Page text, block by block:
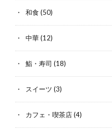
和食 (50)
中華(12)
鮨・寿司 (18)
スイーツ (3)
カフェ・喫茶店(4)